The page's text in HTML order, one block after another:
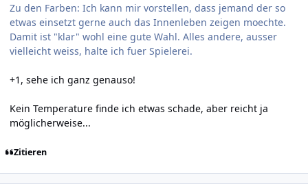
Zu den Farben: Ich kann mir vorstellen, dass jemand der so
etwas einsetzt gerne auch das Innenleben zeigen moechte.
Damit ist "klar" wohl eine gute Wahl. Alles andere, ausser
vielleicht weiss, halte ich fuer Spielerei.
+1, sehe ich ganz genauso!
Kein Temperature finde ich etwas schade, aber reicht ja
möglicherweise...
Zitieren